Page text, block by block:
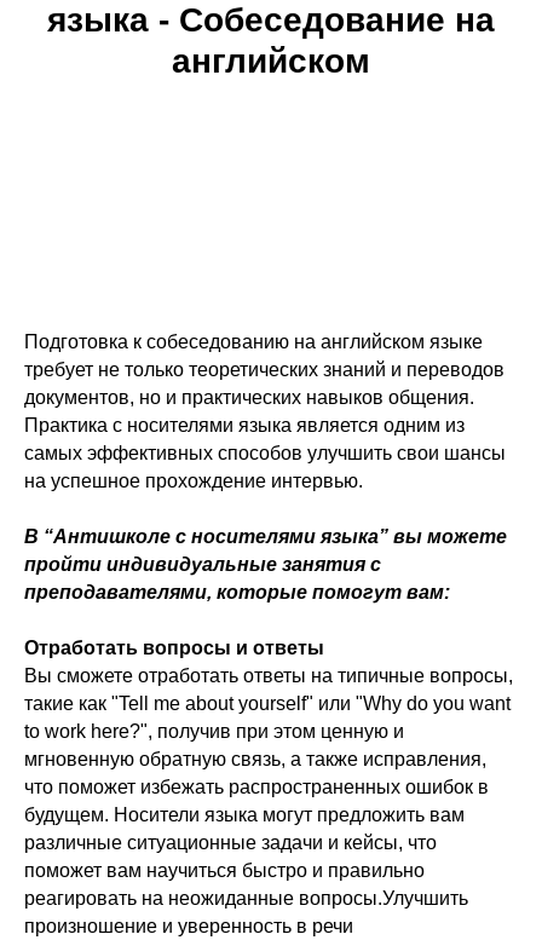
языка - Собеседование на
английском
Подготовка к собеседованию на английском языке
требует не только теоретических знаний и переводов
документов, но и практических навыков общения.
Практика с носителями языка является одним из
самых эффективных способов улучшить свои шансы
на успешное прохождение интервью.
В “Антишколе с носителями языка” вы можете
пройти индивидуальные занятия с
преподавателями, которые помогут вам:
Отработать вопросы и ответы
Вы сможете отработать ответы на типичные вопросы,
такие как "Tell me about yourself" или "Why do you want
to work here?", получив при этом ценную и
мгновенную обратную связь, а также исправления,
что поможет избежать распространенных ошибок в
будущем. Носители языка могут предложить вам
различные ситуационные задачи и кейсы, что
поможет вам научиться быстро и правильно
реагировать на неожиданные вопросы.Улучшить
произношение и уверенность в речи